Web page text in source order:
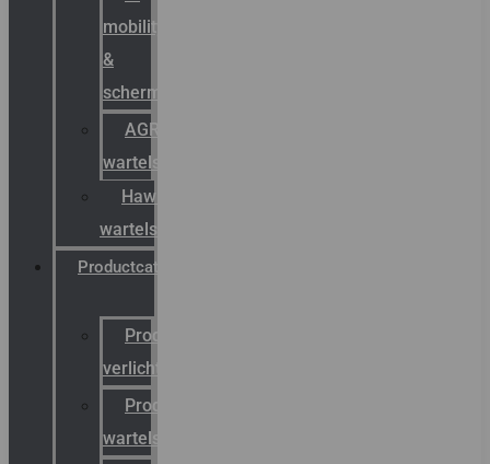
mobility
&
schermstromen
AGRO
wartels
Hawke
wartels
Productcatalogus
Productcatalogus
verlichting
Productcatalogus
wartels